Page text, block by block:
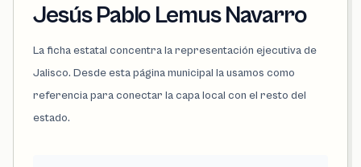
Jesús Pablo Lemus Navarro
La ficha estatal concentra la representación ejecutiva de
Jalisco. Desde esta página municipal la usamos como
referencia para conectar la capa local con el resto del
estado.